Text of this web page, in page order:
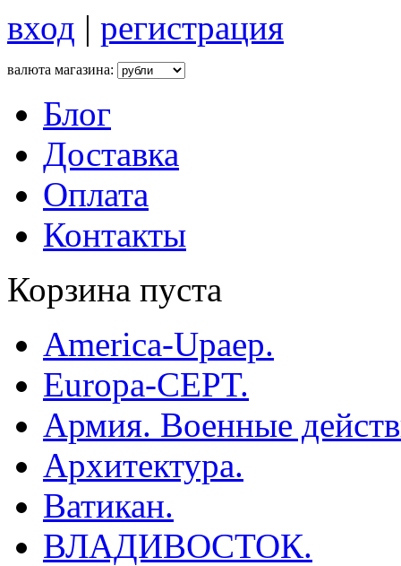
вход | регистрация
валюта магазина:
Блог
Доставка
Оплата
Контакты
Корзина пуста
America-Upaep.
Europa-CEPT.
Армия. Военные
Архитектура.
Ватикан.
ВЛАДИВОСТОК.